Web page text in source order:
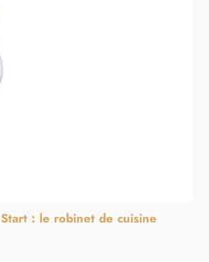
: le robinet de cuisine